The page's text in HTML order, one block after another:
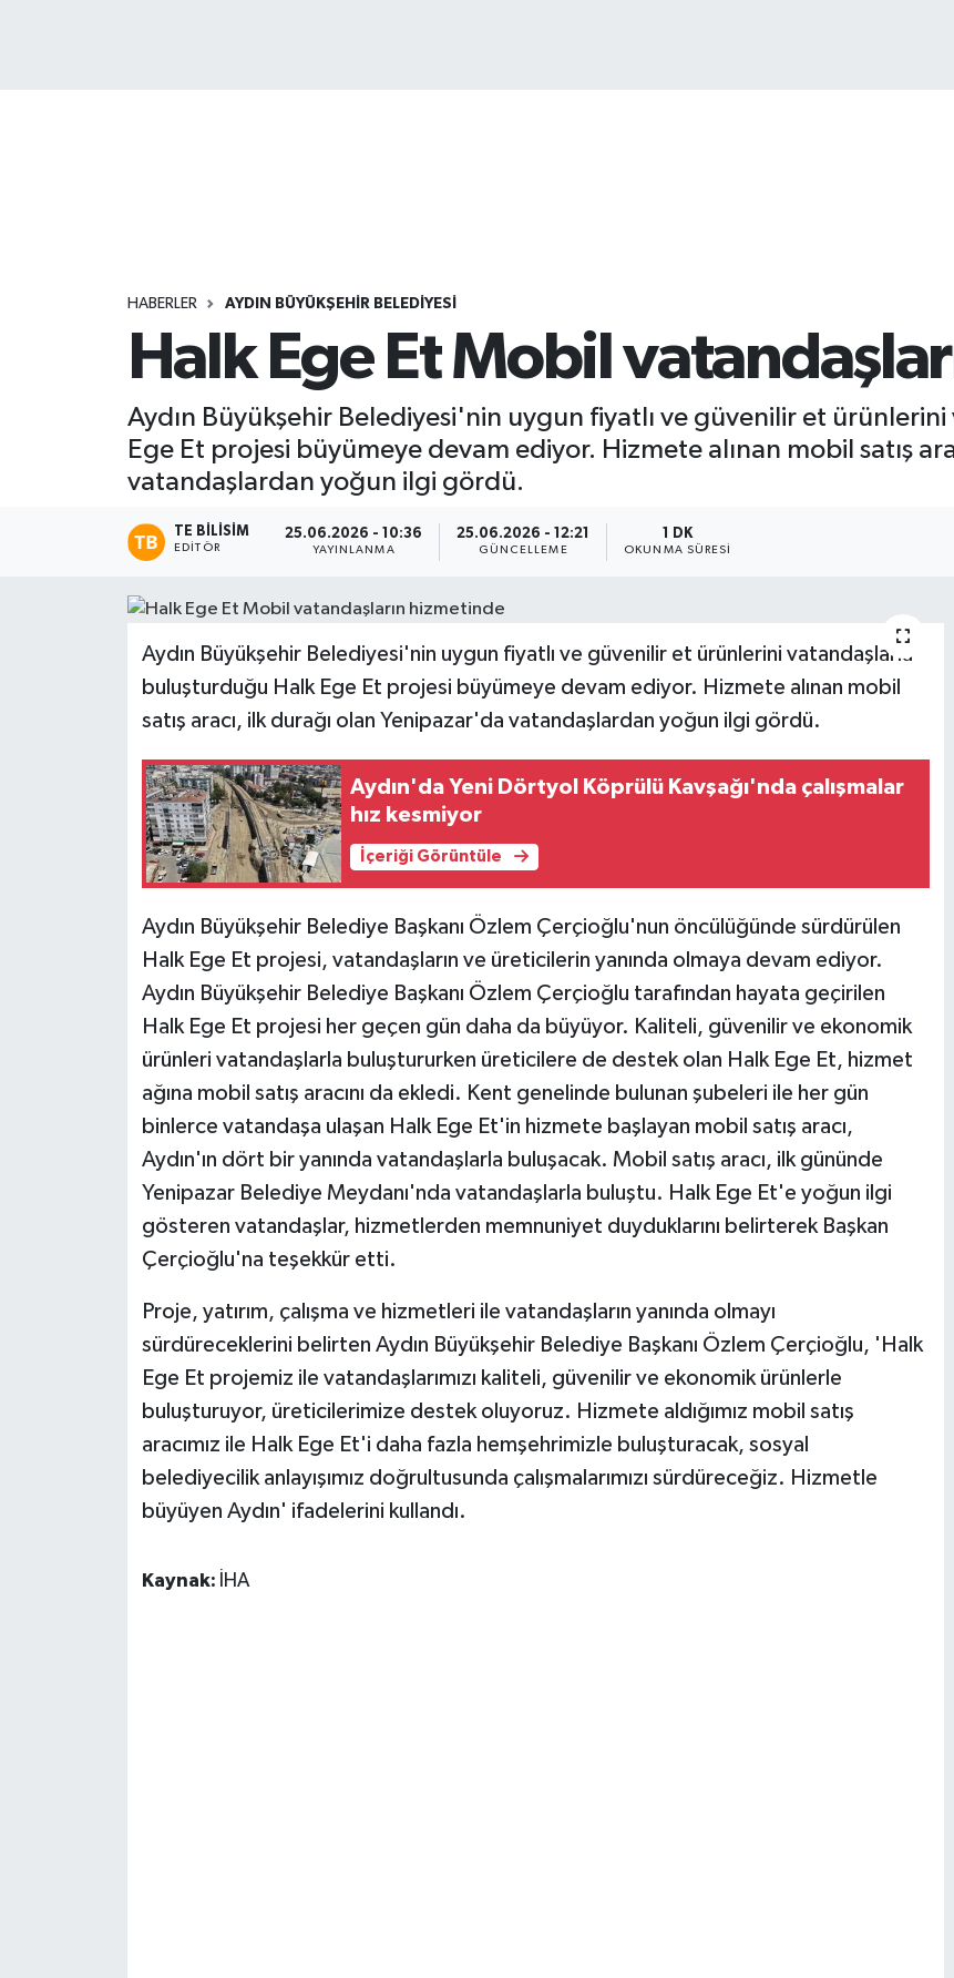
HABERLER AYDIN BÜYÜKŞEHİR BELEDİYESİ
Halk Ege Et Mobil
Aydın Büyükşehir Belediyesi'nin uygun fiyatlı ve güvenilir et
Ege Et projesi büyümeye devam ediyor. Hizmete alınan mobil satış
vatandaşlardan yoğun ilgi gördü.
TE BILISIM
EDITÖR
25.06.2026 - 10:36
YAYINLANMA
25.06.2026 - 12:21
GÜNCELLEME
1 DK
OKUNMA SÜRESI
Aydın Büyükşehir Belediyesi'nin uygun fiyatlı ve güvenilir et ürünlerini vatandaşlarla
buluşturduğu Halk Ege Et projesi büyümeye devam ediyor. Hizmete alınan mobil
satış aracı, ilk durağı olan Yenipazar'da vatandaşlardan yoğun ilgi gördü.
Aydın'da Yeni Dörtyol Köprülü Kavşağı'nda çalışmalar
hız kesmiyor
İçeriği Görüntüle
Aydın Büyükşehir Belediye Başkanı Özlem Çerçioğlu'nun öncülüğünde sürdürülen
Halk Ege Et projesi, vatandaşların ve üreticilerin yanında olmaya devam ediyor.
Aydın Büyükşehir Belediye Başkanı Özlem Çerçioğlu tarafından hayata geçirilen
Halk Ege Et projesi her geçen gün daha da büyüyor. Kaliteli, güvenilir ve ekonomik
ürünleri vatandaşlarla buluştururken üreticilere de destek olan Halk Ege Et, hizmet
ağına mobil satış aracını da ekledi. Kent genelinde bulunan şubeleri ile her gün
binlerce vatandaşa ulaşan Halk Ege Et'in hizmete başlayan mobil satış aracı,
Aydın'ın dört bir yanında vatandaşlarla buluşacak. Mobil satış aracı, ilk gününde
Yenipazar Belediye Meydanı'nda vatandaşlarla buluştu. Halk Ege Et'e yoğun ilgi
gösteren vatandaşlar, hizmetlerden memnuniyet duyduklarını belirterek Başkan
Çerçioğlu'na teşekkür etti.
Proje, yatırım, çalışma ve hizmetleri ile vatandaşların yanında olmayı
sürdüreceklerini belirten Aydın Büyükşehir Belediye Başkanı Özlem Çerçioğlu, 'Halk
Ege Et projemiz ile vatandaşlarımızı kaliteli, güvenilir ve ekonomik ürünlerle
buluşturuyor, üreticilerimize destek oluyoruz. Hizmete aldığımız mobil satış
aracımız ile Halk Ege Et'i daha fazla hemşehrimizle buluşturacak, sosyal
belediyecilik anlayışımız doğrultusunda çalışmalarımızı sürdüreceğiz. Hizmetle
büyüyen Aydın' ifadelerini kullandı.
Kaynak: İHA